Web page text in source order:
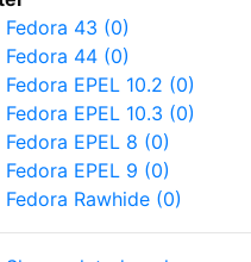
Fedora 43 (0)
Fedora 44 (0)
Fedora EPEL 10.2 (0)
Fedora EPEL 10.3 (0)
Fedora EPEL 8 (0)
Fedora EPEL 9 (0)
Fedora Rawhide (0)